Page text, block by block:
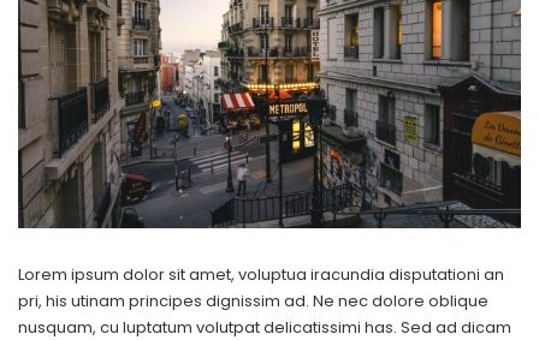
Lorem ipsum dolor sit amet, voluptua iracundia disputationi an
pri, his utinam principes dignissim ad. Ne nec dolore oblique
nusquam, cu luptatum volutpat delicatissimi has. Sed ad dicam